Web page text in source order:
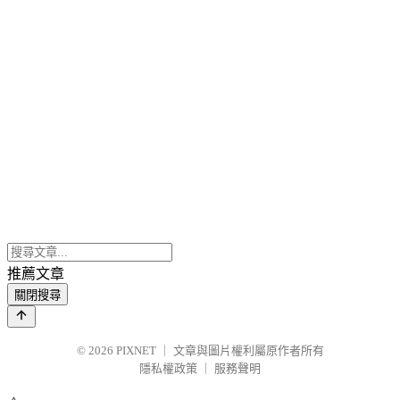
推薦文章
關閉搜尋
© 2026 PIXNET
文章與圖片權利屬原作者所有
隱私權政策
服務聲明